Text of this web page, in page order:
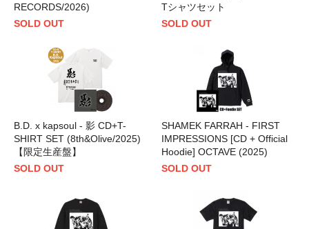
RECORDS/2026)
SOLD OUT
Tシャツセット
SOLD OUT
B.D. x kapsoul - 影 CD+T-
SHIRT SET (8th&Olive/2025)
【限定生産盤】
SOLD OUT
SHAMEK FARRAH - FIRST
IMPRESSIONS [CD + Official
Hoodie] OCTAVE (2025)
SOLD OUT